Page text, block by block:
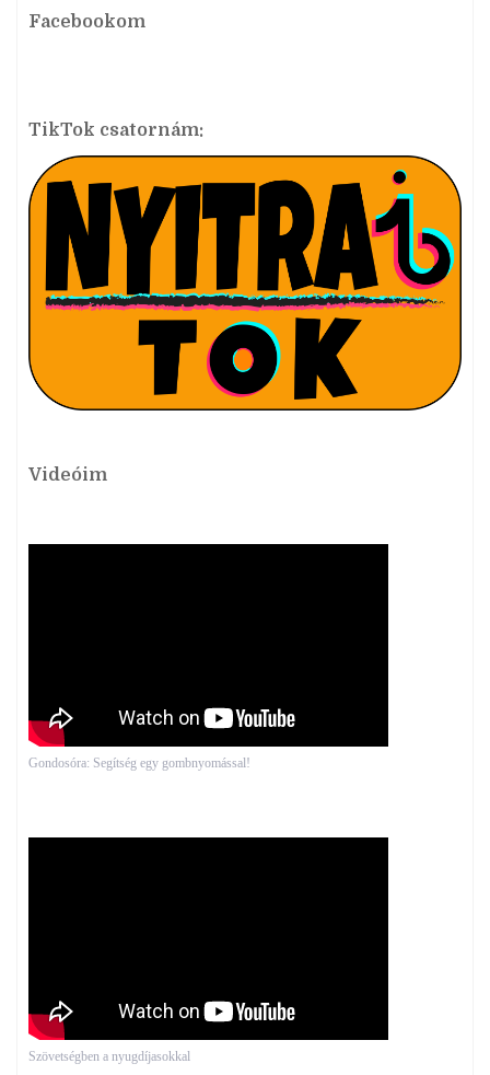
Facebookom
TikTok csatornám:
Videóim
Gondosóra: Segítség egy gombnyomással!
Szövetségben a nyugdíjasokkal